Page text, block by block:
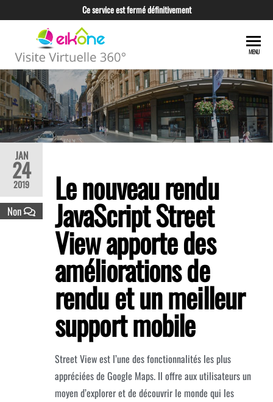
Ce service est fermé définitivement
VISITE
VIRTUELLE
360°
TUNISIE
VIRTUELLE POUR
LES
PROFESSIONNELS
ET LES
ENTREPRISES
MENU
JAN
24
2019
Non
Le nouveau rendu
JavaScript Street
View apporte des
améliorations de
rendu et un meilleur
support mobile
Street View est l’une des fonctionnalités les plus
appréciées de Google Maps. Il offre aux utilisateurs un
moyen d’explorer et de découvrir le monde qui les